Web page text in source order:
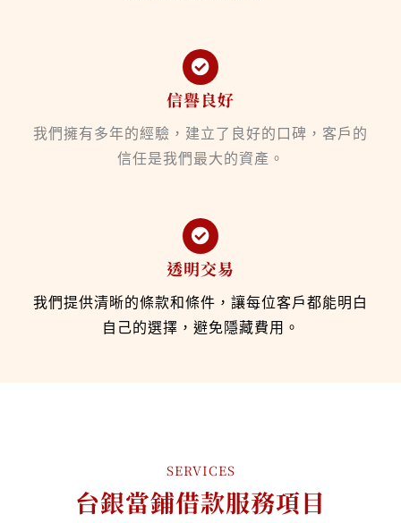
信譽良好
我們擁有多年的經驗，建立了良好的口碑，客戶的
信任是我們最大的資產。
透明交易
我們提供清晰的條款和條件，讓每位客戶都能明白
自己的選擇，避免隱藏費用。
SERVICES
台銀當鋪借款服務項目